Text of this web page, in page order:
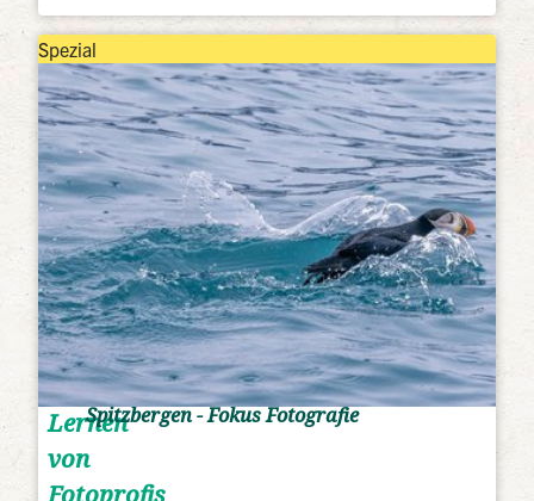
Spezial
Lernen
von
Spitzbergen - Fokus Fotografie